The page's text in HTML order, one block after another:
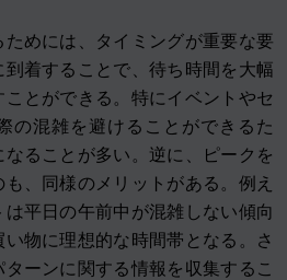
めには、タイミングが重要な要
着することで、待ち時間を大幅
とができる。特にイベントやセ
の混雑を避けることができるた
ることが多い。逆に、ピークを
、同様のメリットがある。例え
平日の午前中が混雑しない傾向
物に理想的な時間帯となる。さ
ーンに関する情報を収集するこ